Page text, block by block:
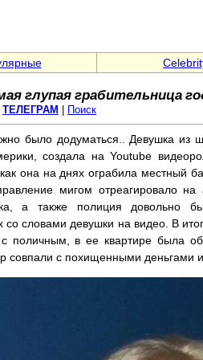
глупая грабительница
ТЕЛЕГРАМ Поиск
было додуматься.. Девушка из
создала на Youtube
она на днях ограбила местный
мигом отреагировало
а также полиция довольно
со словами девушки на видео. В
поличным, в ее квартире была
совпали с похищенными деньгами